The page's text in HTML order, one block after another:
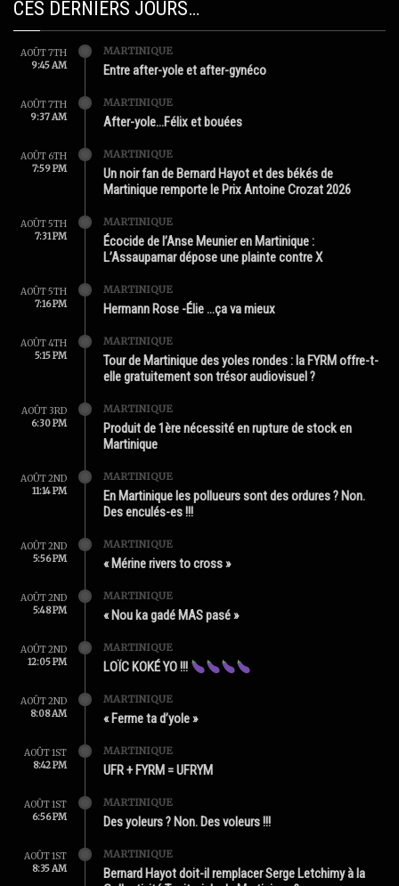
CES DERNIERS JOURS…
AOÛT 7TH
9:45 AM
MARTINIQUE
Entre after-yole et after-gynéco
AOÛT 7TH
9:37 AM
MARTINIQUE
After-yole…Félix et bouées
AOÛT 6TH
7:59 PM
MARTINIQUE
Un noir fan de Bernard Hayot et des békés de
Martinique remporte le Prix Antoine Crozat 2026
AOÛT 5TH
7:31 PM
MARTINIQUE
Écocide de l’Anse Meunier en Martinique :
L’Assaupamar dépose une plainte contre X
AOÛT 5TH
7:16 PM
MARTINIQUE
Hermann Rose -Élie …ça va mieux
AOÛT 4TH
5:15 PM
MARTINIQUE
Tour de Martinique des yoles rondes : la FYRM offre-t-
elle gratuitement son trésor audiovisuel ?
AOÛT 3RD
6:30 PM
MARTINIQUE
Produit de 1ère nécessité en rupture de stock en
Martinique
AOÛT 2ND
11:14 PM
MARTINIQUE
En Martinique les pollueurs sont des ordures ? Non.
Des enculés-es !!!
AOÛT 2ND
5:56 PM
MARTINIQUE
« Mérine rivers to cross »
AOÛT 2ND
5:48 PM
MARTINIQUE
« Nou ka gadé MAS pasé »
AOÛT 2ND
12:05 PM
MARTINIQUE
LOÏC KOKÉ YO !!!
AOÛT 2ND
8:08 AM
MARTINIQUE
« Ferme ta d’yole »
AOÛT 1ST
8:42 PM
MARTINIQUE
UFR + FYRM = UFRYM
AOÛT 1ST
6:56 PM
MARTINIQUE
Des yoleurs ? Non. Des voleurs !!!
AOÛT 1ST
8:35 AM
MARTINIQUE
Bernard Hayot doit-il remplacer Serge Letchimy à la